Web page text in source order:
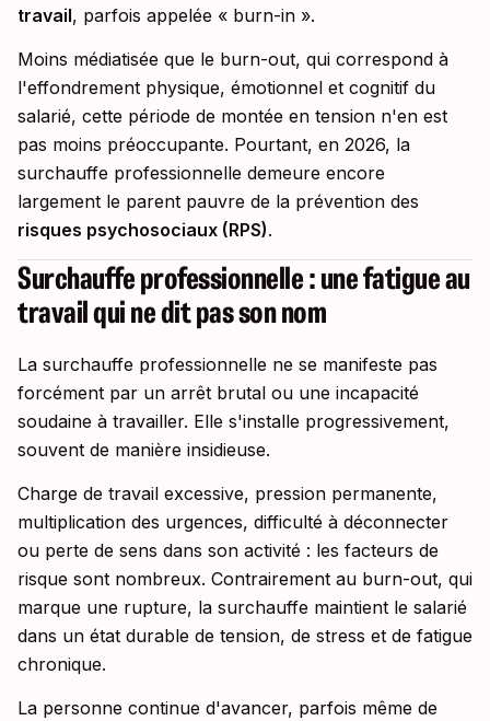
travail, parfois appelée « burn-in ».
Moins médiatisée que le burn-out, qui correspond à
l'effondrement physique, émotionnel et cognitif du
salarié, cette période de montée en tension n'en est
pas moins préoccupante. Pourtant, en 2026, la
surchauffe professionnelle demeure encore
largement le parent pauvre de la prévention des
risques psychosociaux (RPS).
Surchauffe professionnelle : une fatigue au
travail qui ne dit pas son nom
La surchauffe professionnelle ne se manifeste pas
forcément par un arrêt brutal ou une incapacité
soudaine à travailler. Elle s'installe progressivement,
souvent de manière insidieuse.
Charge de travail excessive, pression permanente,
multiplication des urgences, difficulté à déconnecter
ou perte de sens dans son activité : les facteurs de
risque sont nombreux. Contrairement au burn-out, qui
marque une rupture, la surchauffe maintient le salarié
dans un état durable de tension, de stress et de fatigue
chronique.
La personne continue d'avancer, parfois même de